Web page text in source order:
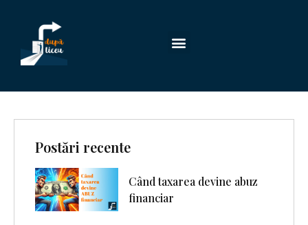
Postări recente
Când taxarea devine abuz
financiar